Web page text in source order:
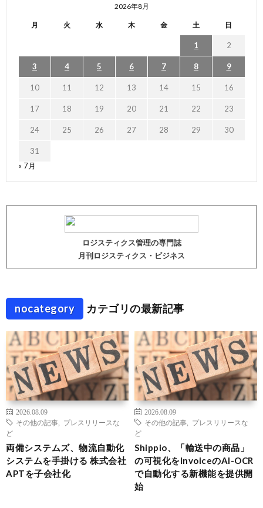
2026年8月
月 火 水 木 金 土 日
1 2
3 4 5 6 7 8 9
10 11 12 13 14 15 16
17 18 19 20 21 22 23
24 25 26 27 28 29 30
31
« 7月
ロジスティクス管理の専門誌
月刊ロジスティクス・ビジネス
nocategory カテゴリの最新記事
2026.08.09
その他の記事
プレスリリースな
ど
両備システムズ、物流自動化
システムを手掛ける 株式会社
APTを子会社化
2026.08.09
その他の記事
プレスリリースな
ど
Shippio、「輸送中の商品」
の可視化をInvoiceのAI-OCR
で自動化する新機能を提供開
始